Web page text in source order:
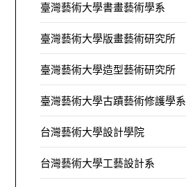
臺灣藝術大學書畫藝術學系
臺灣藝術大學版畫藝術研究所
臺灣藝術大學造型藝術研究所
臺灣藝術大學古蹟藝術修護學系
台灣藝術大學設計學院
台灣藝術大學工藝設計系